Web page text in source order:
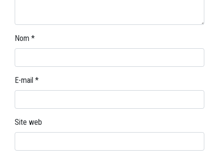
Nom *
E-mail *
Site web